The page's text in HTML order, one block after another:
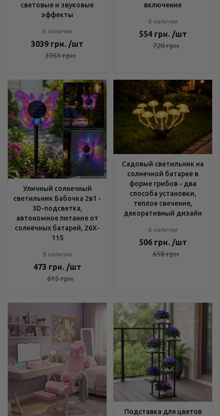
световые и звуковые
эффекты
В наличии
3039 грн. /шт
3951грн.
включение
В наличии
554 грн. /шт
720грн.
Уличный солнечный
светильник Бабочка 2в1 -
3D-подсветка,
автономное питание от
солнечных батарей, 26X-
115
В наличии
473 грн. /шт
615грн.
Садовый светильник на
солнечной батарее в
форме грибов - два
способа установки,
теплое свечение,
декоративный дизайн
В наличии
506 грн. /шт
658грн.
Подставка для цветов